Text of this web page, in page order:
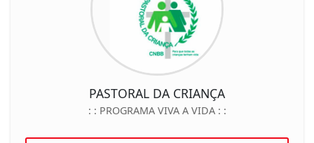
PASTORAL DA CRIANÇA
: : PROGRAMA VIVA A VIDA : :